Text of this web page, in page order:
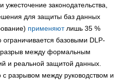
ужесточение законодательства,
для защиты баз данных
применяютлишь 35 %
базовыми DLP-
разрыв между формальным
и реальной защитой данных.
с разрывом между руководством и